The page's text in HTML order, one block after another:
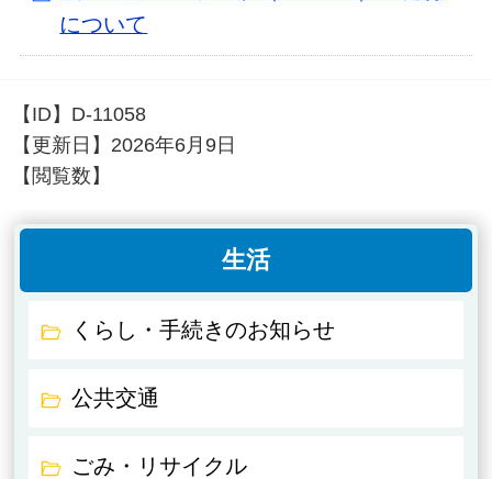
について
【ID】 D-11058
【更新日】 2026年6月9日
【閲覧数】
生活
くらし・手続きのお知らせ
公共交通
ごみ・リサイクル